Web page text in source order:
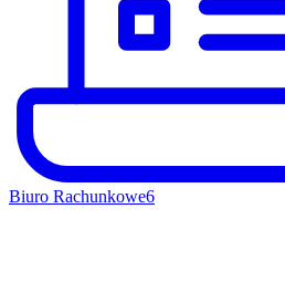
Biuro Rachunkowe6